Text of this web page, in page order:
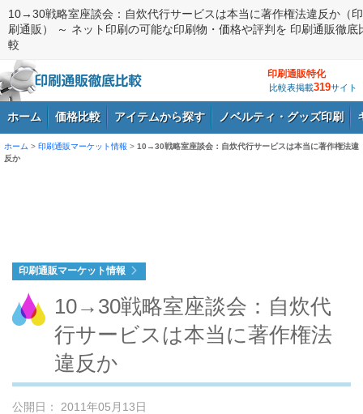
10→30戦略室座談会：自炊代行サービスは本当に著作権法違反か（印
刷通販） ～ ネット印刷の可能な印刷物・価格や評判を 印刷通販徹底
較
印刷通販特化
比較表掲載319サイト
ホーム 価格比較 アイテムから探す ノベルティ・グッズ印刷
ホーム > 印刷通販マーケット情報 > 10→30戦略室座談会：自炊代行サービスは本当に著作権法違
反か
印刷通販マーケット情報
10→30戦略室座談会：自炊代
行サービスは本当に著作権法
違反か
公開日： 2011年05月13日